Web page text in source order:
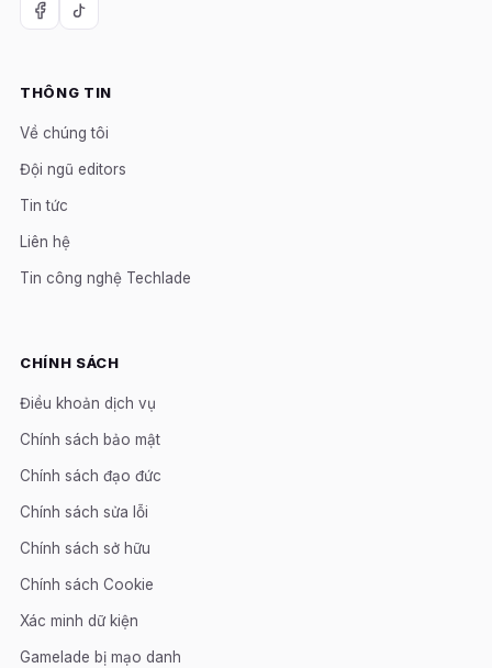
THÔNG TIN
Về chúng tôi
Đội ngũ editors
Tin tức
Liên hệ
Tin công nghệ Techlade
CHÍNH SÁCH
Điều khoản dịch vụ
Chính sách bảo mật
Chính sách đạo đức
Chính sách sửa lỗi
Chính sách sở hữu
Chính sách Cookie
Xác minh dữ kiện
Gamelade bị mạo danh